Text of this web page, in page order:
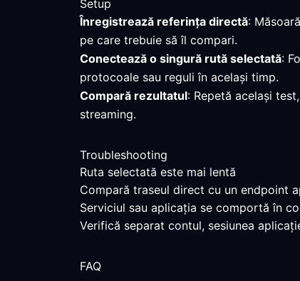
Setup
Înregistrează referința directă:
pe care trebuie să îl compari.
Conectează o singură rută selectată:
protocoale sau reguli în același timp.
Compară rezultatul: Repetă același
streaming.
Troubleshooting
Ruta selectată este mai lentă
Compară traseul direct cu un endpoint
Serviciul sau aplicația se comportă în
Verifică separat contul, sesiunea
FAQ